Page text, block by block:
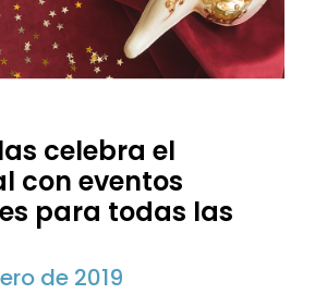
celebra el
con eventos
para todas las
de 2019